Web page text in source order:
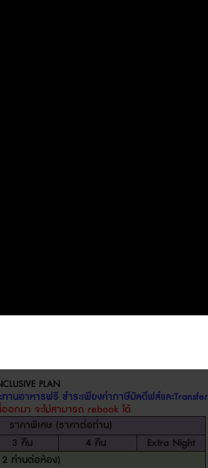
PLAN
ทานอาหารฟรี ชำระเพียงค่าภาษีมัลดีฟส์และTransfer
อกมา จะไม่สามารถ rebookได้
ราคาพิเศษ (ราคาต่อท่าน)
3 คืน 4 คืน
Extra Night
2 ท่านต่อห้อง)